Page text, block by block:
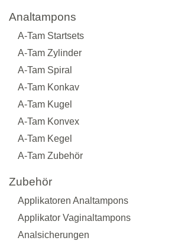
Analtampons
A-Tam Startsets
A-Tam Zylinder
A-Tam Spiral
A-Tam Konkav
A-Tam Kugel
A-Tam Konvex
A-Tam Kegel
A-Tam Zubehör
Zubehör
Applikatoren Analtampons
Applikator Vaginaltampons
Analsicherungen